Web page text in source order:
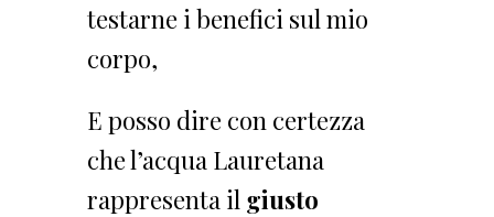
testarne i benefici sul mio
corpo,
E posso dire con certezza
che l’acqua Lauretana
rappresenta il giusto